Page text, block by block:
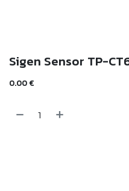
Sigen Sensor TP-
0.00 €